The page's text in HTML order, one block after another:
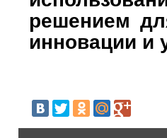
решением
инновации и